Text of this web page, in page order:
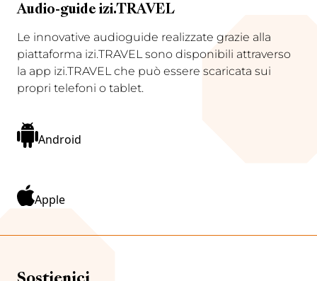
Audio-guide izi.TRAVEL
Le innovative audioguide realizzate grazie alla
piattaforma izi.TRAVEL sono disponibili attraverso
la app izi.TRAVEL che può essere scaricata sui
propri telefoni o tablet.
Android
Apple